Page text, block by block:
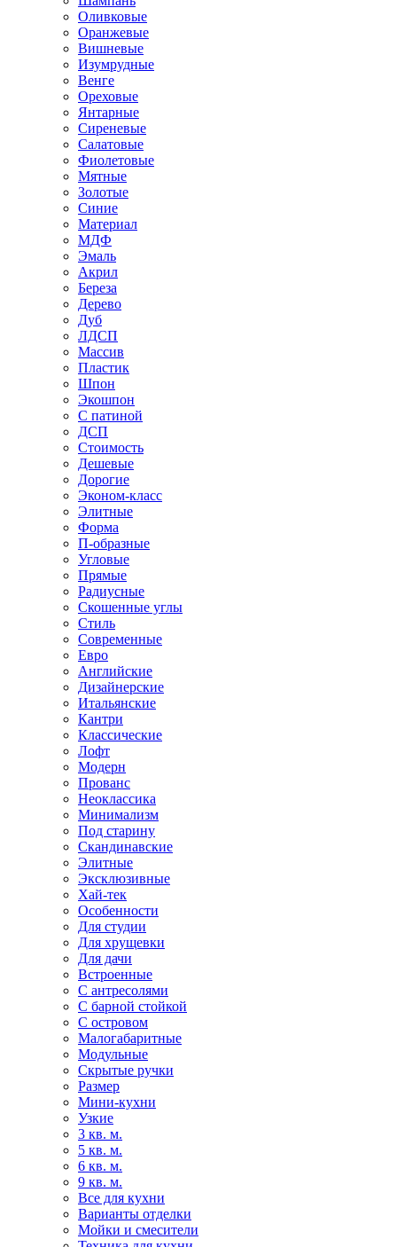
Оливковые
Оранжевые
Вишневые
Изумрудные
Венге
Ореховые
Янтарные
Сиреневые
Салатовые
Фиолетовые
Мятные
Золотые
Синие
Материал
МДФ
Эмаль
Акрил
Береза
Дерево
Дуб
ЛДСП
Массив
Пластик
Шпон
Экошпон
С патиной
ДСП
Стоимость
Дешевые
Дорогие
Эконом-класс
Элитные
Форма
П-образные
Угловые
Прямые
Радиусные
Скошенные углы
Стиль
Современные
Евро
Английские
Дизайнерские
Итальянские
Кантри
Классические
Лофт
Модерн
Прованс
Неоклассика
Минимализм
Под старину
Скандинавские
Элитные
Эксклюзивные
Хай-тек
Особенности
Для студии
Для хрущевки
Для дачи
Встроенные
С антресолями
С барной стойкой
С островом
Малогабаритные
Модульные
Скрытые ручки
Размер
Мини-кухни
Узкие
3 кв. м.
5 кв. м.
6 кв. м.
9 кв. м.
Все для кухни
Варианты отделки
Мойки и смесители